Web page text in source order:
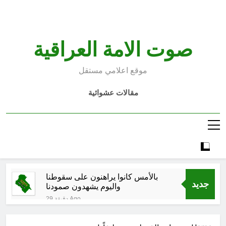
صوت الامة العراقية
موقع اعلامي مستقل
مقالات عشوائية
جديد
بالأمس كانوا يراهنون على سقوطنا
واليوم يشهدون صمودنا
29 دقيقة Ago
واليوم يشهدون صمودنا